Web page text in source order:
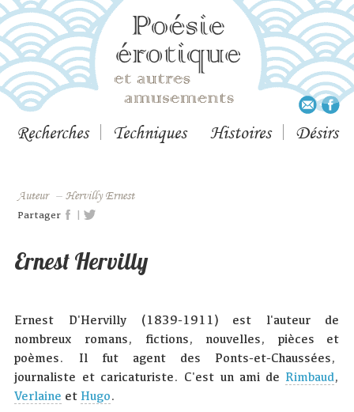
Recherches Techniques Histoires Désirs
Auteur – Hervilly Ernest
Partager |
Ernest Hervilly
Ernest D'Hervilly (1839-1911) est l'auteur de
nombreux romans, fictions, nouvelles, pièces et
poèmes. Il fut agent des Ponts-et-Chaussées,
journaliste et caricaturiste. C'est un ami de Rimbaud,
Verlaine et Hugo.